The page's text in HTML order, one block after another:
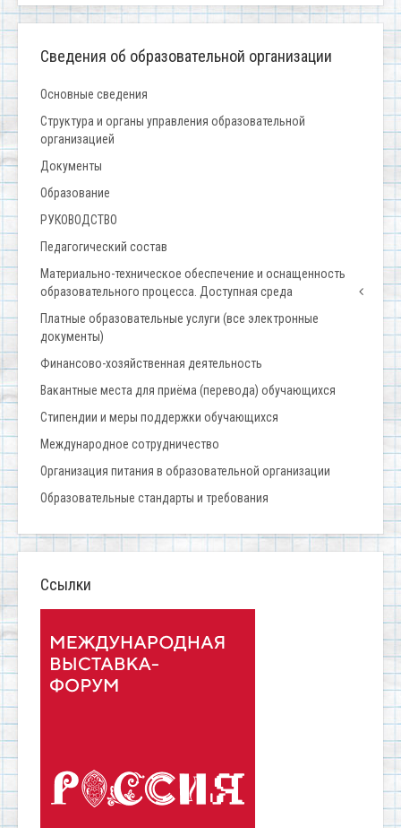
Сведения об образовательной организации
Основные сведения
Структура и органы управления образовательной
организацией
Документы
Образование
РУКОВОДСТВО
Педагогический состав
Материально-техническое обеспечение и оснащенность
образовательного процесса. Доступная среда
Платные образовательные услуги (все электронные
документы)
Финансово-хозяйственная деятельность
Вакантные места для приёма (перевода) обучающихся
Стипендии и меры поддержки обучающихся
Международное сотрудничество
Организация питания в образовательной организации
Образовательные стандарты и требования
Ссылки